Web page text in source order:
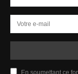
En soumettant ce